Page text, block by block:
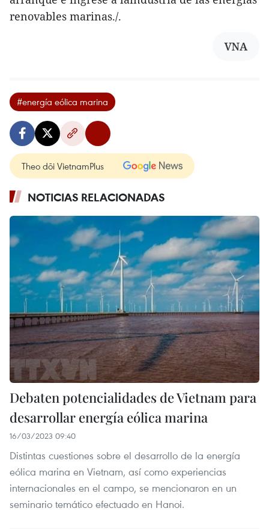
renovables marinas./.
VNA
#energía eólica marina
Theo dõi VietnamPlus
NOTICIAS RELACIONADAS
Debaten potencialidades de Vietnam para
desarrollar energía eólica marina
16/03/2023 09:40
Distintas cuestiones sobre el desarrollo de la energía
eólica marina en Vietnam, así como experiencias
internacionales en el campo, se mencionaron en un
seminario temático efectuado en Hanoi.